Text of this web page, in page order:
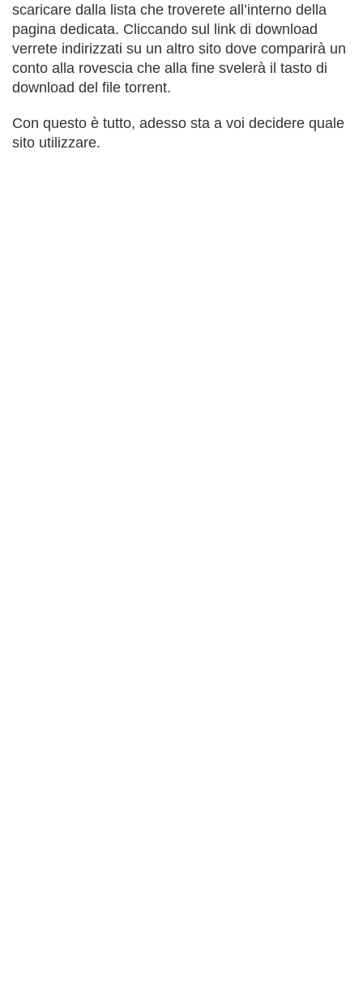
scaricare dalla lista che troverete all’interno della
pagina dedicata. Cliccando sul link di download
verrete indirizzati su un altro sito dove comparirà un
conto alla rovescia che alla fine svelerà il tasto di
download del file torrent.
Con questo è tutto, adesso sta a voi decidere quale
sito utilizzare.